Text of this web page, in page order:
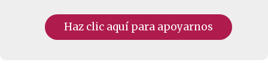
Haz clic aquí para apoyarnos